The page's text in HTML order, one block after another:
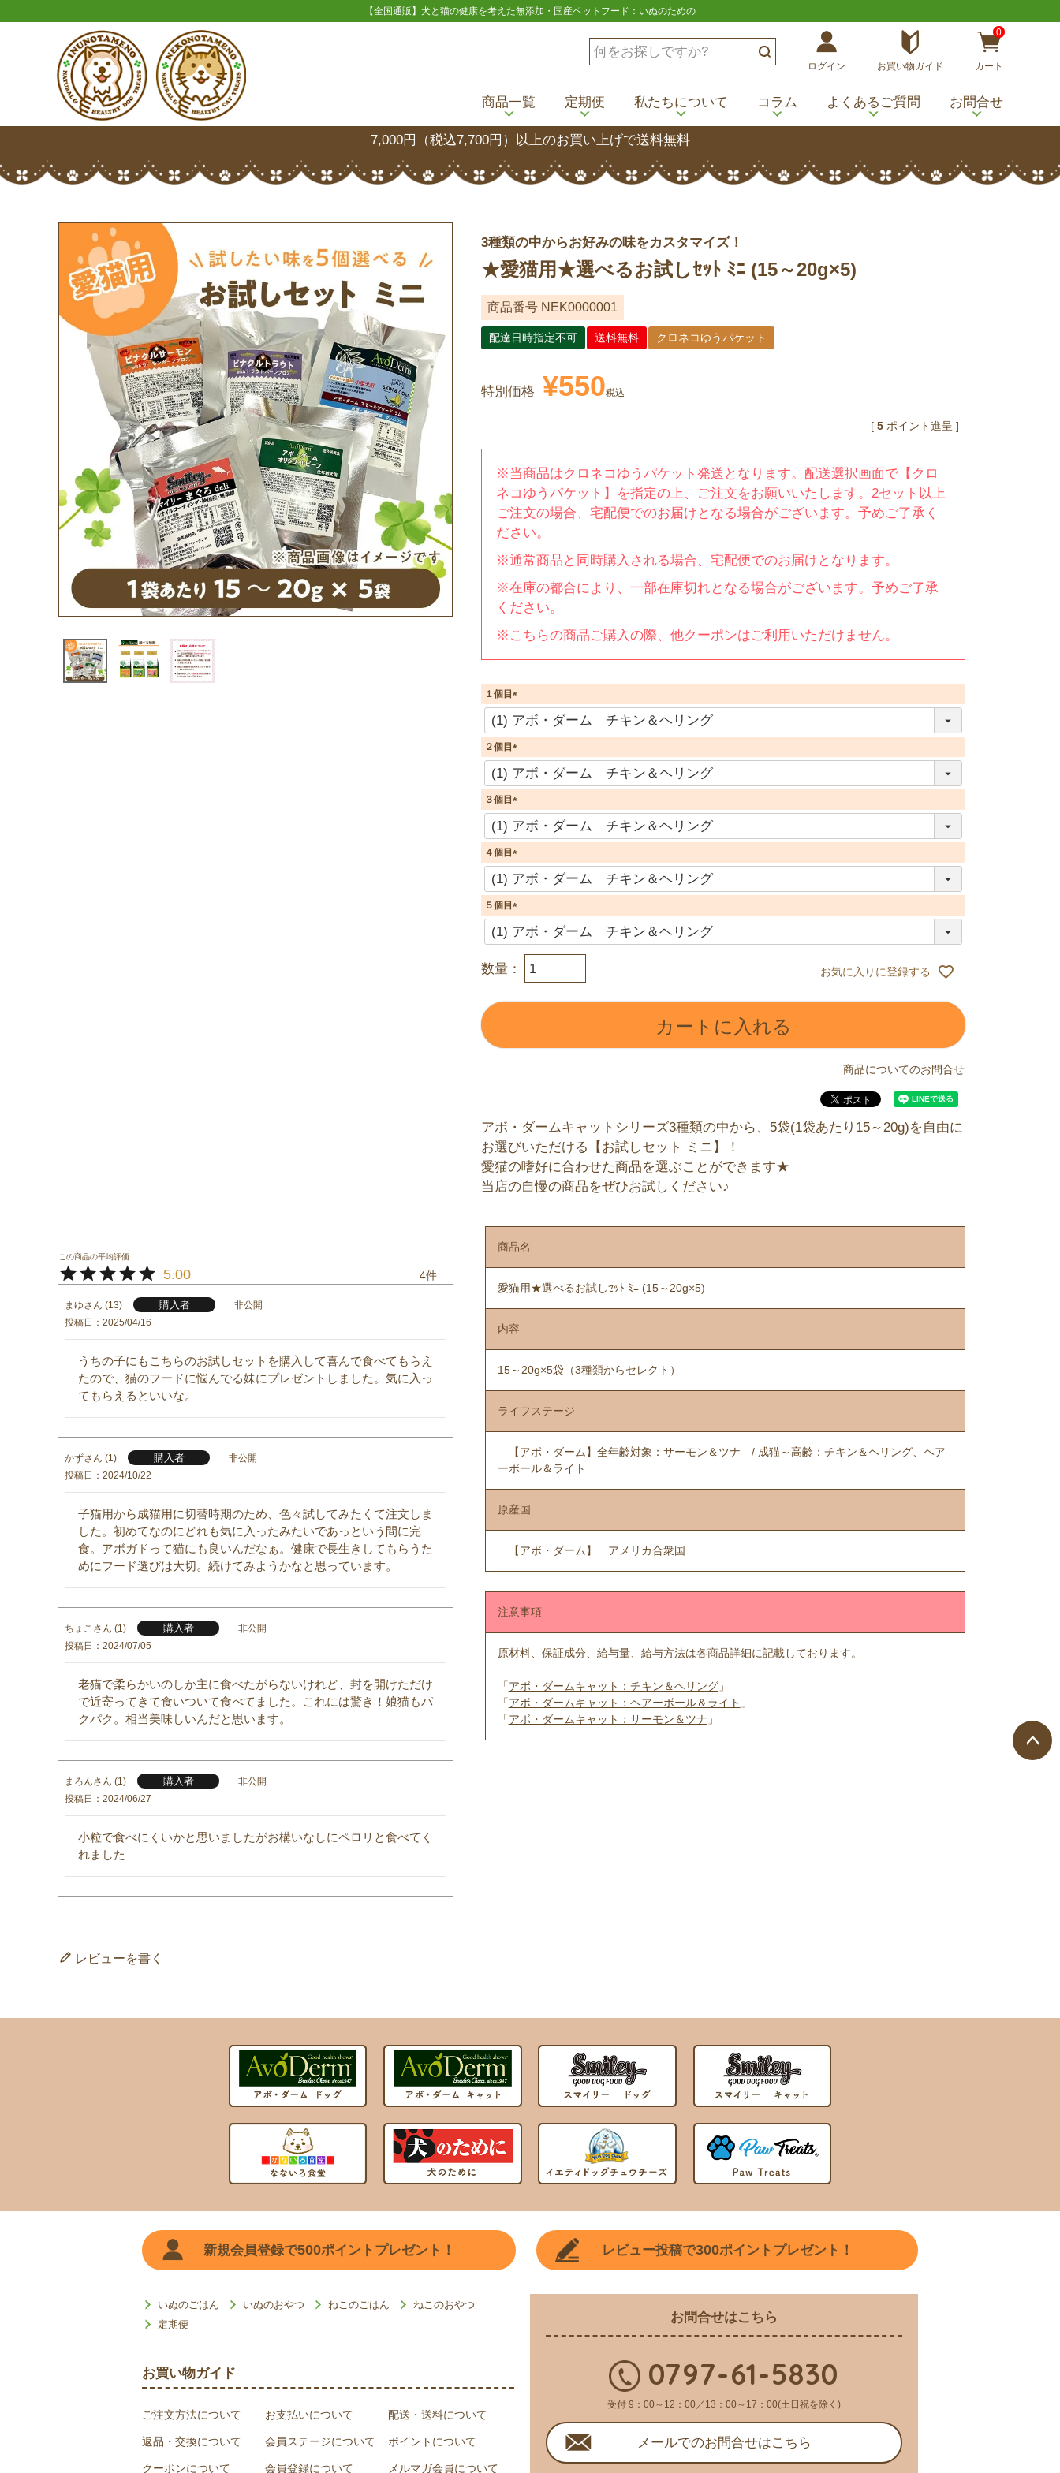
【全国通販】犬と猫の健康を考えた無添加・国産ペットフード：いぬのための
ログイン お買い物ガイド
0
カート
商品一覧 定期便 私たちについて コラム よくあるご質問 お問合せ
7,000円（税込7,700円）以上のお買い上げで送料無料
3種類の中からお好みの味をカスタマイズ！
★愛猫用★選べるお試しｾｯﾄ ﾐﾆ (15～20g×5)
商品番号 NEK0000001
配達日時指定不可 送料無料 クロネコゆうパケット
特別価格 ¥550税込
[ 5 ポイント進呈 ]
※当商品はクロネコゆうパケット発送となります。配送選択画面で【クロ
ネコゆうパケット】を指定の上、ご注文をお願いいたします。2セット以上
ご注文の場合、宅配便でのお届けとなる場合がございます。予めご了承く
ださい。
※通常商品と同時購入される場合、宅配便でのお届けとなります。
※在庫の都合により、一部在庫切れとなる場合がございます。予めご了承
ください。
※こちらの商品ご購入の際、他クーポンはご利用いただけません。
１個目
(
必
須
２個目
(
必
須
３個目
(
必
須
４個目
(
必
須
５個目
(
必
)
お気に入りに登録する
カートに入れる
商品についてのお問合せ
アボ・ダームキャットシリーズ3種類の中から、5袋(1袋あたり15～20g)を自由に
お選びいただける【お試しセット ミニ】！
愛猫の嗜好に合わせた商品を選ぶことができます★
当店の自慢の商品をぜひお試しください♪
商品名
愛猫用★選べるお試しｾｯﾄ ﾐﾆ (15～20g×5)
内容
15～20g×5袋（3種類からセレクト）
ライフステージ
【アボ・ダーム】全年齢対象：サーモン＆ツナ / 成猫～高齢：チキン＆ヘリング、ヘア
ーボール＆ライト
原産国
【アボ・ダーム】 アメリカ合衆国
注意事項
原材料、保証成分、給与量、給与方法は各商品詳細に記載しております。
「アボ・ダームキャット：チキン＆ヘリング」
「アボ・ダームキャット：ヘアーボール＆ライト 」
「アボ・ダームキャット：サーモン＆ツナ 」
5.00 4
まゆ 13 購入者
非公開
投稿日
2025/04/16
うちの子にもこちらのお試しセットを購入して喜んで食べてもらえ
たので、猫のフードに悩んでる妹にプレゼントしました。気に入っ
てもらえるといいな。
かず 1 購入者
非公開
投稿日
2024/10/22
子猫用から成猫用に切替時期のため、色々試してみたくて注文しま
した。初めてなのにどれも気に入ったみたいであっという間に完
食。アボガドって猫にも良いんだなぁ。健康で長生きしてもらうた
めにフード選びは大切。続けてみようかなと思っています。
ちょこ 1 購入者
非公開
投稿日
2024/07/05
老猫で柔らかいのしか主に食べたがらないけれど、封を開けただけ
で近寄ってきて食いついて食べてました。これには驚き！娘猫もパ
クパク。相当美味しいんだと思います。
まろん 1 購入者
非公開
投稿日
2024/06/27
小粒で食べにくいかと思いましたがお構いなしにペロリと食べてく
れました
レビューを書く
新規会員登録で500ポイントプレゼント！ レビュー投稿で300ポイントプレゼント！
いぬのごはん いぬのおやつ ねこのごはん
ねこのおやつ
定期便
お買い物ガイド
ご注文方法について お支払いについて 配送・送料について
返品・交換について 会員ステージについて ポイントについて
クーポンについて 会員登録について メルマガ会員について
お問合せはこちら
0797-61-5830
受付 9：00～12：00／13：00～17：00(土日祝を除く)
メールでのお問合せはこちら